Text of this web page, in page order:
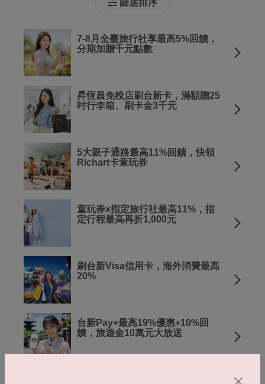
篩選排序
7-8月全臺旅行社享最高5%回饋，
分期加贈千元點數
昇恆昌免稅店刷台新卡，滿額贈25
吋行李箱、刷卡金3千元
5大親子通路最高11%回饋，快領
Richart卡童玩券
童玩券x指定旅行社最高11%，指
定行程最高再折1,000元
刷台新Visa信用卡，海外消費最高
20%
台新Pay+最高19%優惠+10%回
饋，旅遊金10萬元大放送